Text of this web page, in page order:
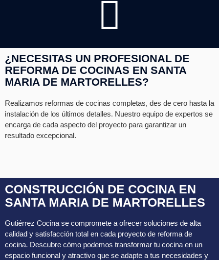
¿NECESITAS UN PROFESIONAL DE
REFORMA DE COCINAS EN SANTA
MARIA DE MARTORELLES?
Realizamos reformas de cocinas completas, des de cero hasta la
instalación de los últimos detalles. Nuestro equipo de expertos se
encarga de cada aspecto del proyecto para garantizar un
resultado excepcional.
CONSTRUCCIÓN DE COCINA EN
SANTA MARIA DE MARTORELLES
Gutiérrez Cocina se compromete a ofrecer soluciones de alta
calidad y satisfacción total en cada proyecto de reforma de
cocina. Descubre cómo podemos transformar tu cocina en un
espacio funcional y atractivo que se adapte a tus necesidades y